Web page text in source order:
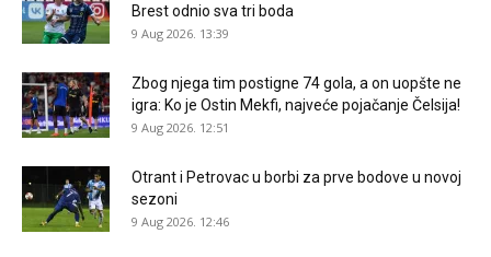
Brest odnio sva tri boda
9 Aug 2026. 13:39
Zbog njega tim postigne 74 gola, a on uopšte ne
igra: Ko je Ostin Mekfi, najveće pojačanje Čelsija!
9 Aug 2026. 12:51
Otrant i Petrovac u borbi za prve bodove u novoj
sezoni
9 Aug 2026. 12:46